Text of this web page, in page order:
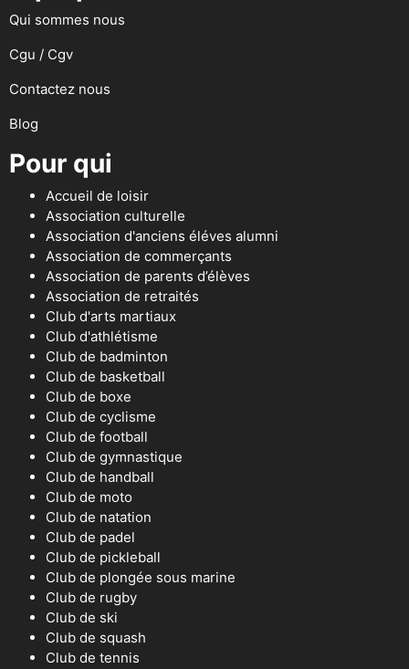
Qui sommes nous
Cgu / Cgv
Contactez nous
Blog
Pour qui
Accueil de loisir
Association culturelle
Association d'anciens éléves alumni
Association de commerçants
Association de parents d’élèves
Association de retraités
Club d'arts martiaux
Club d'athlétisme
Club de badminton
Club de basketball
Club de boxe
Club de cyclisme
Club de football
Club de gymnastique
Club de handball
Club de moto
Club de natation
Club de padel
Club de pickleball
Club de plongée sous marine
Club de rugby
Club de ski
Club de squash
Club de tennis